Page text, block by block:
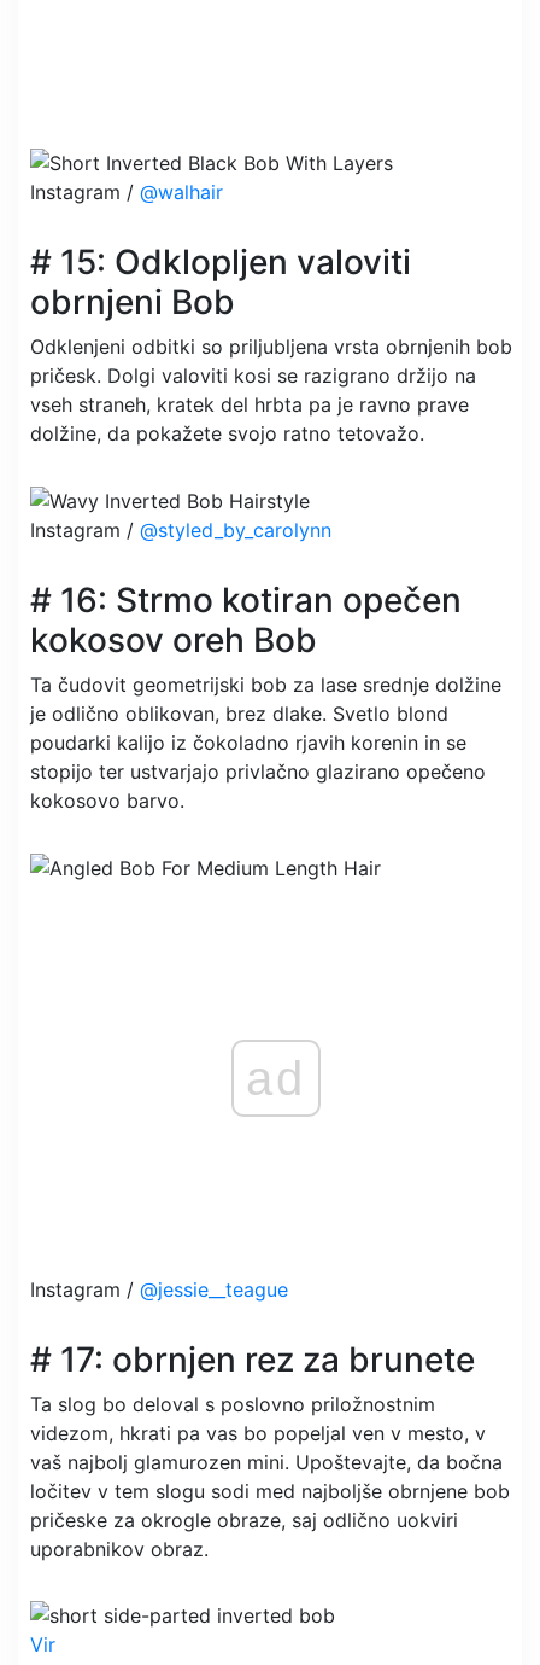
Instagram / @walhair
# 15: Odklopljen valoviti
obrnjeni Bob
Odklenjeni odbitki so priljubljena vrsta obrnjenih bob
pričesk. Dolgi valoviti kosi se razigrano držijo na
vseh straneh, kratek del hrbta pa je ravno prave
dolžine, da pokažete svojo ratno tetovažo.
Instagram / @styled_by_carolynn
# 16: Strmo kotiran opečen
kokosov oreh Bob
Ta čudovit geometrijski bob za lase srednje dolžine
je odlično oblikovan, brez dlake. Svetlo blond
poudarki kalijo iz čokoladno rjavih korenin in se
stopijo ter ustvarjajo privlačno glazirano opečeno
kokosovo barvo.
ad
Instagram / @jessie__teague
# 17: obrnjen rez za brunete
Ta slog bo deloval s poslovno priložnostnim
videzom, hkrati pa vas bo popeljal ven v mesto, v
vaš najbolj glamurozen mini. Upoštevajte, da bočna
ločitev v tem slogu sodi med najboljše obrnjene bob
pričeske za okrogle obraze, saj odlično uokviri
uporabnikov obraz.
Vir